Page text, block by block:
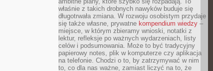
właśnie z takich drobnych nawyków buduje się
długotrwała zmiana. W rozwoju osobistym przydaje
się także własne, prywatne kompendium wiedzy –
miejsce, w którym zbieramy wnioski, notatki z
lektur, refleksje po ważnych wydarzeniach, listy
celów i podsumowania. Może to być tradycyjny
papierowy notes, plik w komputerze czy aplikacja
na telefonie. Chodzi o to, by zatrzymywać w nim
to, co dla nas ważne, zamiast liczyć na to, że